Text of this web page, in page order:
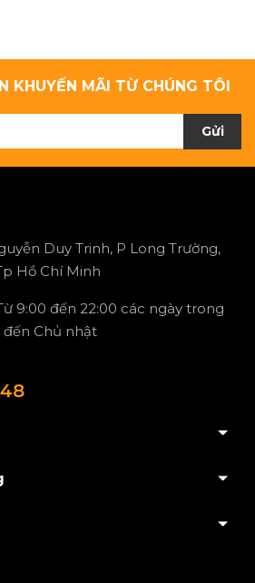
KHUYẾN MÃI TỪ CHÚNG TÔI
Gửi
Duy Trinh, P Long Trường,
Hồ Chí Minh
9:00 đến 22:00 các ngày trong
Chủ nhật